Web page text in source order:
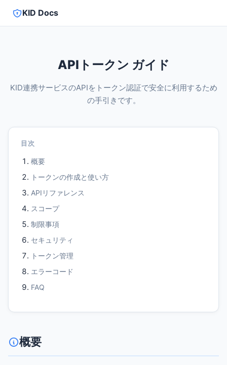
KID Docs
APIトークン ガイド
KID連携サービスのAPIをトークン認証で安全に利用するため
の手引きです。
目次
概要
トークンの作成と使い方
APIリファレンス
スコープ
制限事項
セキュリティ
トークン管理
エラーコード
FAQ
概要